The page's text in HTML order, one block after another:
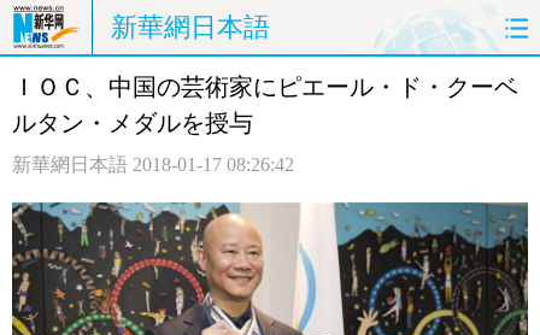
新華網日本語
ホームページ 政治 経済
観光 写真
中日対訳
ＩＯＣ、中国の芸術家にピエール・ド・クーベ
ルタン・メダルを授与
新華網日本語 2018-01-17 08:26:42